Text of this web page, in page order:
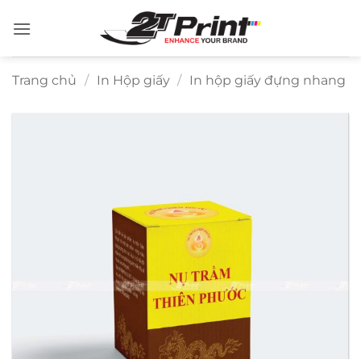
qua
Trang chủ / In Hộp giấy / In hộp giấy đựng nhang